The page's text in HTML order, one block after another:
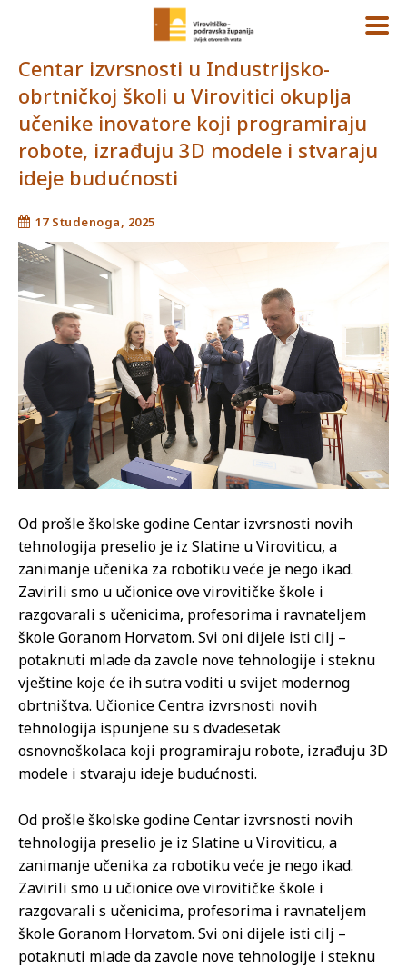
Centar izvrsnosti u Industrijsko-
obrtničkoj školi u Virovitici okuplja
učenike inovatore koji programiraju
robote, izrađuju 3D modele i stvaraju
ideje budućnosti
17 Studenoga, 2025
Od prošle školske godine Centar izvrsnosti novih
tehnologija preselio je iz Slatine u Viroviticu, a
zanimanje učenika za robotiku veće je nego ikad.
Zavirili smo u učionice ove virovitičke škole i
razgovarali s učenicima, profesorima i ravnateljem
škole Goranom Horvatom. Svi oni dijele isti cilj –
potaknuti mlade da zavole nove tehnologije i steknu
vještine koje će ih sutra voditi u svijet modernog
obrtništva. Učionice Centra izvrsnosti novih
tehnologija ispunjene su s dvadesetak
osnovnoškolaca koji programiraju robote, izrađuju 3D
modele i stvaraju ideje budućnosti.
Od prošle školske godine Centar izvrsnosti novih
tehnologija preselio je iz Slatine u Viroviticu, a
zanimanje učenika za robotiku veće je nego ikad.
Zavirili smo u učionice ove virovitičke škole i
razgovarali s učenicima, profesorima i ravnateljem
škole Goranom Horvatom. Svi oni dijele isti cilj –
potaknuti mlade da zavole nove tehnologije i steknu